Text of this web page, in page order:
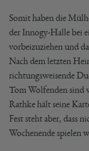
Somit haben die
der Innogy-Halle bei
vorbeizuziehen und
Nach dem letzten
richtungsweisende
Tom Wolfenden sind
Rathke hält seine
Fest steht aber, dass
Wochenende spielen